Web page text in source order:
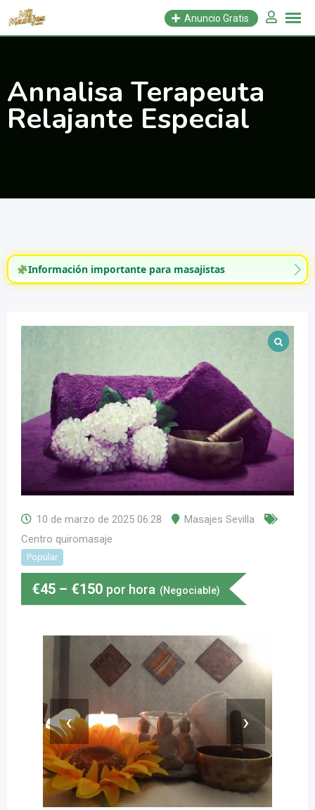
Saltar
Anuncio Gratis
Annalisa Terapeuta
Relajante Especial
Información importante para masajistas
10 de marzo de 2025 06:28
Masajes Sevilla
Centro quiromasaje
Popular
€45 – €150 por hora (Negociable)
‹ ›